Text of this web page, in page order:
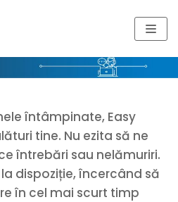
întâmpinate, Easy
tine. Nu ezita să ne
întrebări sau nelămuriri.
dispoziție, încercând să
în cel mai scurt timp